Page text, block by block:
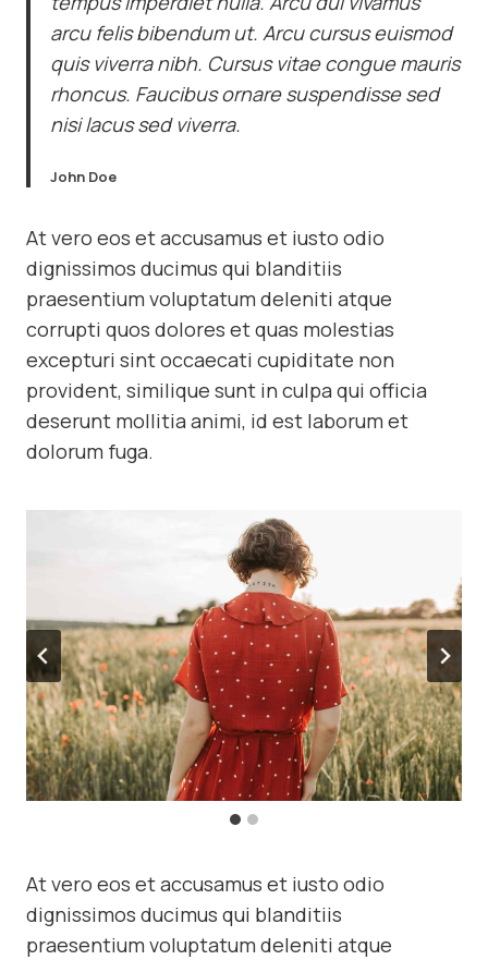
arcu felis bibendum ut. Arcu cursus euismod
quis viverra nibh. Cursus vitae congue mauris
rhoncus. Faucibus ornare suspendisse sed
nisi lacus sed viverra.
John Doe
At vero eos et accusamus et iusto odio
dignissimos ducimus qui blanditiis
praesentium voluptatum deleniti atque
corrupti quos dolores et quas molestias
excepturi sint occaecati cupiditate non
provident, similique sunt in culpa qui officia
deserunt mollitia animi, id est laborum et
dolorum fuga.
At vero eos et accusamus et iusto odio
dignissimos ducimus qui blanditiis
praesentium voluptatum deleniti atque